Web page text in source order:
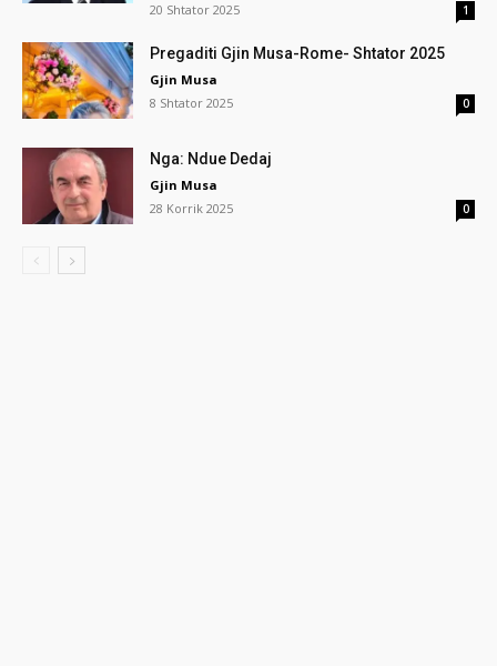
20 Shtator 2025
1
Pregaditi Gjin Musa-Rome- Shtator 2025
Gjin Musa
8 Shtator 2025
0
Nga: Ndue Dedaj
Gjin Musa
28 Korrik 2025
0